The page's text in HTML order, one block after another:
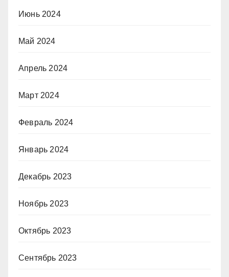
Июнь 2024
Май 2024
Апрель 2024
Март 2024
Февраль 2024
Январь 2024
Декабрь 2023
Ноябрь 2023
Октябрь 2023
Сентябрь 2023